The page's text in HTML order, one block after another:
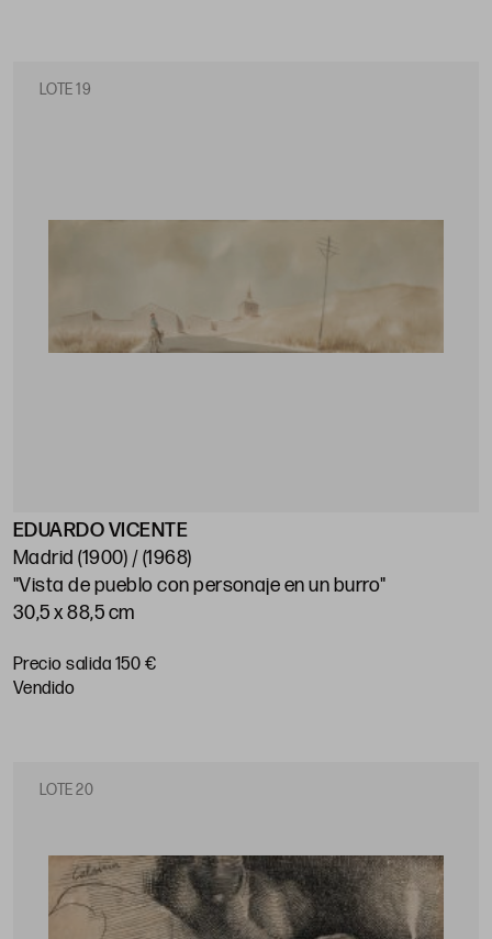
LOTE 19
EDUARDO VICENTE
Madrid (1900) / (1968)
"Vista de pueblo con personaje en un burro"
30,5 x 88,5 cm
Precio salida 150 €
vendido
LOTE 20